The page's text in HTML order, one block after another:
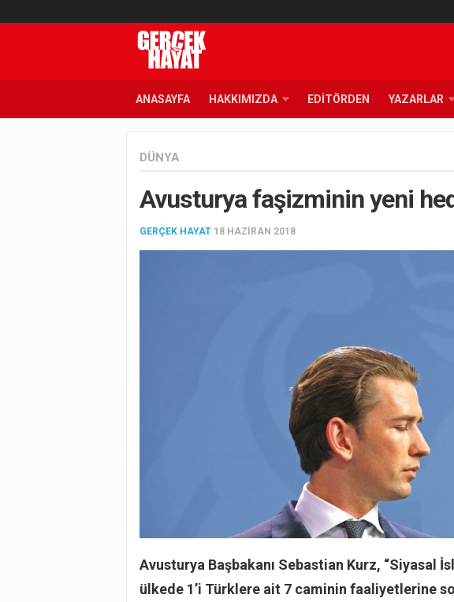
ANASAYFA HAKKIMIZDA EDITÖRDEN YAZARLAR
DÜNYA
Avusturya faşizminin yeni
GERÇEK HAYAT 18 HAZIRAN 2018
Avusturya Başbakanı Sebastian Kurz, “Siyasal
ülkede 1’i Türklere ait 7 caminin faaliyetlerine